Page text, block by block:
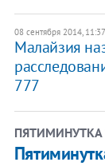
08 сентября 2014, 11:37
Малайзия
777
ПЯТИМИНУТКА